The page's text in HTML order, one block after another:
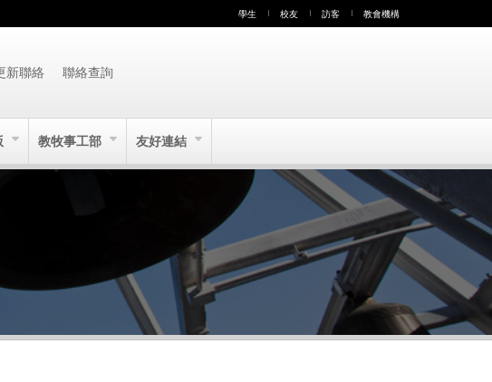
學生 校友 訪客 教會機構
新聯絡 聯絡查詢
教牧事工部 友好連結